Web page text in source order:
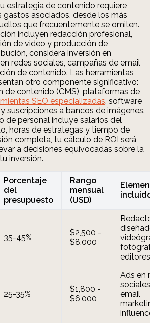
estrategia de contenido requiere
asociados, desde los más
que frecuentemente se omiten.
incluyen redacción profesional,
de video y producción de
considera inversión en
redes sociales, campañas de email
de contenido. Las herramientas
otro componente significativo:
de contenido (CMS), plataformas de
SEO especializadas, software
suscripciones a bancos de imágenes.
de personal incluye salarios del
horas de estrategas y tiempo de
completa, tu cálculo de ROI será
a decisiones equivocadas sobre la
inversión.
Porcentaje
del
presupuesto
Rango
mensual
(USD)
35-45%
$2,500 -
$8,000
editores
25-35%
$1,800 -
$6,000
Ads en
email